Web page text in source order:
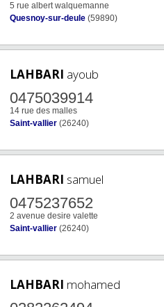
5 rue albert walquemanne
Quesnoy-sur-deule (59890)
LAHBARI ayoub
0475039914
14 rue des malles
Saint-vallier (26240)
LAHBARI samuel
0475237652
2 avenue desire valette
Saint-vallier (26240)
LAHBARI mohamed